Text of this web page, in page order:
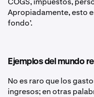
Apropiadamente, esto
fondo’.
Ejemplos del mundo
No es raro que los
ingresos; en otras